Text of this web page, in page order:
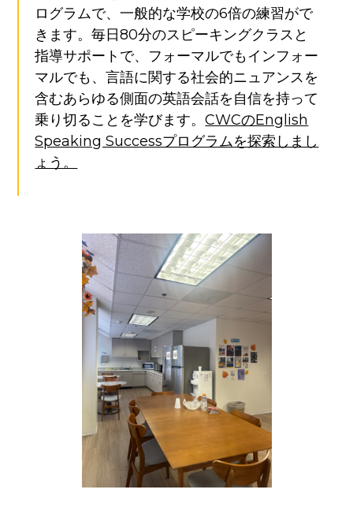
ログラムで、一般的な学校の6倍の練習がで
きます。毎日80分のスピーキングクラスと
指導サポートで、フォーマルでもインフォー
マルでも、言語に関する社会的ニュアンスを
含むあらゆる側面の英語会話を自信を持って
乗り切ることを学びます。CWCのEnglish
Speaking Successプログラムを探索しまし
ょう。